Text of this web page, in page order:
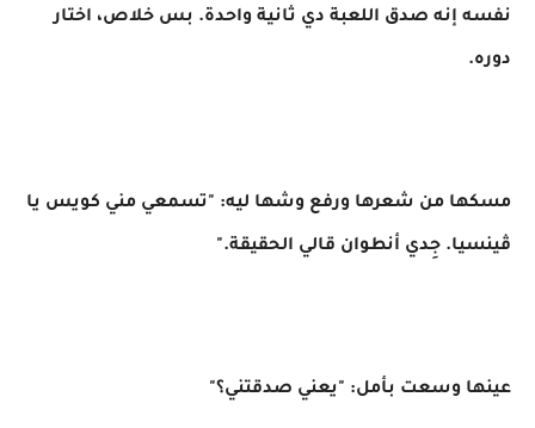
نفسه إنه صدق اللعبة دي ثانية واحدة. بس خلاص، اختار
دوره.
مسكها من شعرها ورفع وشها ليه: "تسمعي مني كويس يا
ڤينسيا. جِدي أنطوان قالي الحقيقة."
عينها وسعت بأمل: "يعني صدقتني؟"